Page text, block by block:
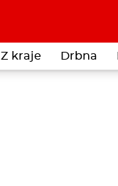
Z kraje Drbna